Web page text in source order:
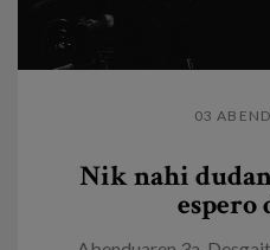
03
Nik nahi
espero